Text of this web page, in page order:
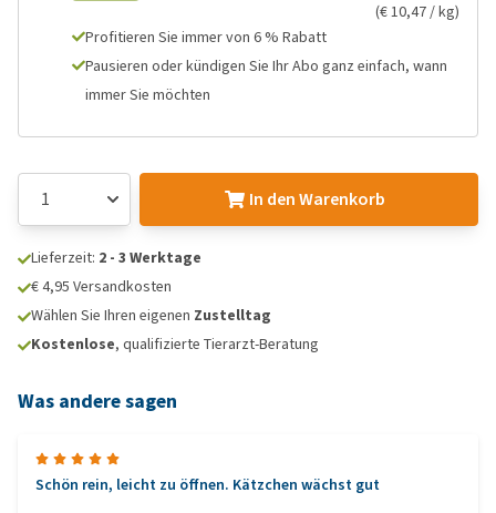
(€ 10,47 / kg)
Profitieren Sie immer von 6 % Rabatt
Pausieren oder kündigen Sie Ihr Abo ganz einfach, wann
immer Sie möchten
In den Warenkorb
Lieferzeit: 2 - 3 Werktage
€ 4,95 Versandkosten
Wählen Sie Ihren eigenen Zustelltag
Kostenlose, qualifizierte Tierarzt-Beratung
Was andere sagen
Schön rein, leicht zu öffnen. Kätzchen wächst gut